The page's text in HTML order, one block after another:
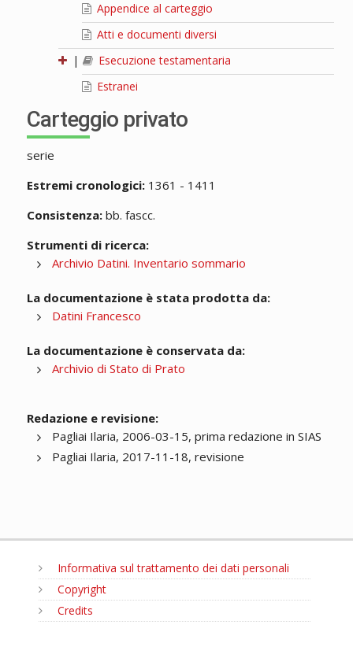
Appendice al carteggio
Atti e documenti diversi
|
Esecuzione testamentaria
Estranei
Carteggio privato
serie
Estremi cronologici:1361 - 1411
Consistenza:bb. fascc.
Strumenti di ricerca:
Archivio Datini. Inventario sommario
La documentazione è stata prodotta da:
Datini Francesco
La documentazione è conservata da:
Archivio di Stato di Prato
Redazione e revisione:
Pagliai Ilaria, 2006-03-15, prima redazione in SIAS
Pagliai Ilaria, 2017-11-18, revisione
Informativa sul trattamento dei dati personali
Copyright
Credits